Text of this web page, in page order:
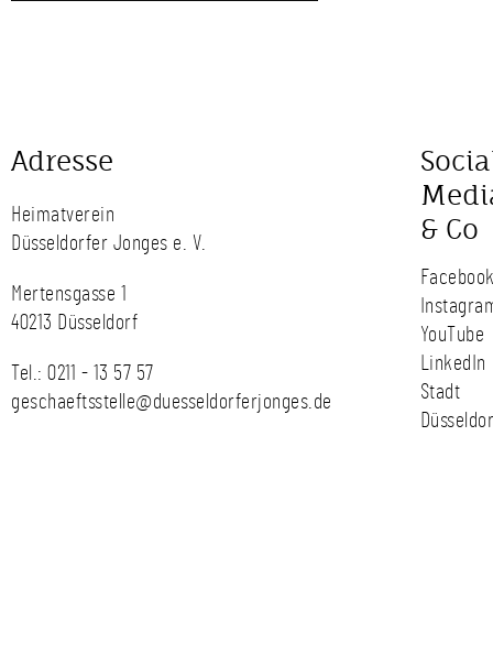
Adresse
Heimatverein
Düsseldorfer Jonges e. V.
Mertensgasse 1
40213 Düsseldorf
Tel.: 0211 - 13 57 57
geschaeftsstelle@duesseldorferjonges.de
& Co
YouTube
LinkedIn
Stadt